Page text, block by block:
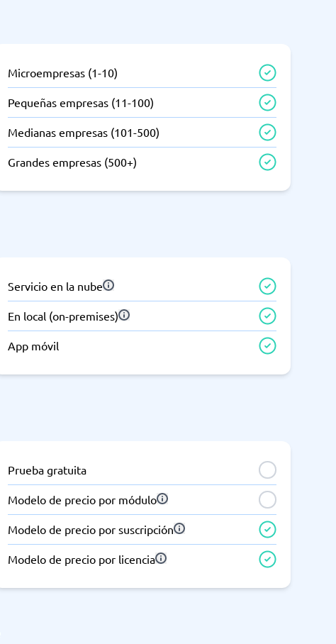
Microempresas (1-10)
Pequeñas empresas (11-100)
Medianas empresas (101-500)
Grandes empresas (500+)
Servicio en la nube
En local (on-premises)
App móvil
Prueba gratuita
Modelo de precio por módulo
Modelo de precio por suscripción
Modelo de precio por licencia